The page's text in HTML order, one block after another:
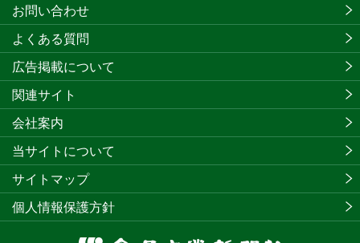
お問い合わせ
よくある質問
広告掲載について
関連サイト
会社案内
当サイトについて
サイトマップ
個人情報保護方針